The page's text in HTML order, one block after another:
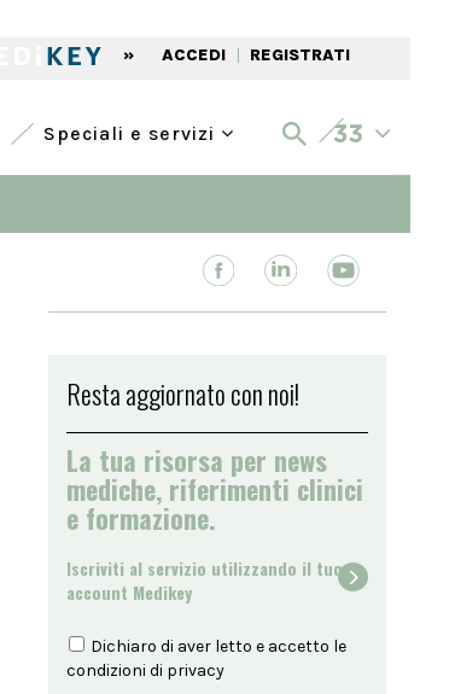
» ACCEDI | REGISTRATI
Speciali e servizi
Resta aggiornato con noi!
La tua risorsa per news
mediche, riferimenti clinici
e formazione.
Iscriviti al servizio utilizzando il tuo
account Medikey
Dichiaro di aver letto e accetto le
condizioni di privacy